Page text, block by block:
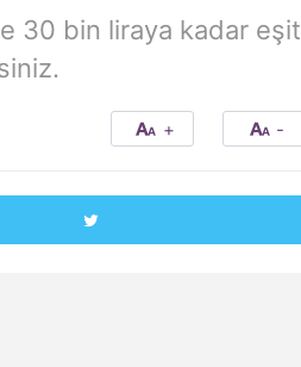
30 bin liraya kadar eşit
+ -